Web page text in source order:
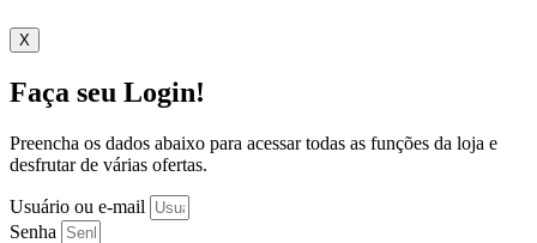
X
Faça seu Login!
Preencha os dados abaixo para acessar todas as funções da loja e
desfrutar de várias ofertas.
Usuário ou e-mail
Senha